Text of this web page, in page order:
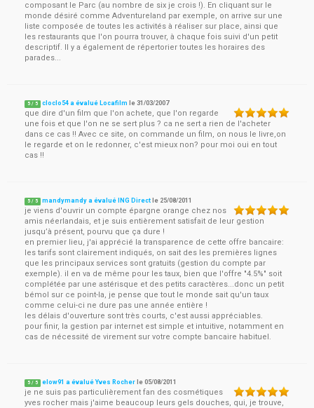
composant le Parc (au nombre de six je crois !). En cliquant sur le
monde désiré comme Adventureland par exemple, on arrive sur une
liste composée de toutes les activités à réaliser sur place, ainsi que
les restaurants que l'on pourra trouver, à chaque fois suivi d'un petit
descriptif. Il y a également de répertorier toutes les horaires des
parades...
5 / 5 cloclo54 a évalué Locafilm le31/03/2007
que dire d'un film que l'on achete, que l'on regarde
une fois et que l'on ne se sert plus ? ca ne sert a rien de l'acheter
dans ce cas !! Avec ce site, on commande un film, on nous le livre,on
le regarde et on le redonner, c'est mieux non? pour moi oui en tout
cas !!
5 / 5 mandymandy a évalué ING Direct le 25/08/2011
je viens d'ouvrir un compte épargne orange chez nos
amis néerlandais, et je suis entièrement satisfait de leur gestion
jusqu’à présent, pourvu que ça dure !
en premier lieu, j'ai apprécié la transparence de cette offre bancaire:
les tarifs sont clairement indiqués, on sait des les premières lignes
que les principaux services sont gratuits (gestion du compte par
exemple). il en va de même pour les taux, bien que l'offre "4.5%" soit
complétée par une astérisque et des petits caractères...donc un petit
bémol sur ce point-la, je pense que tout le monde sait qu'un taux
comme celui-ci ne dure pas une année entière !
les délais d'ouverture sont très courts, c'est aussi appréciables.
pour finir, la gestion par internet est simple et intuitive, notamment en
cas de nécessité de virement sur votre compte bancaire habituel.
5 / 5 elow91 a évalué Yves Rocher le05/08/2011
je ne suis pas particulièrement fan des cosmétiques
yves rocher mais j'aime beaucoup leurs gels douches, qui, je trouve,